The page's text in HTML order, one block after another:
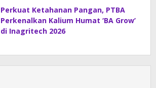
Perkuat Ketahanan Pangan, PTBA
Perkenalkan Kalium Humat ‘BA Grow’
di Inagritech 2026